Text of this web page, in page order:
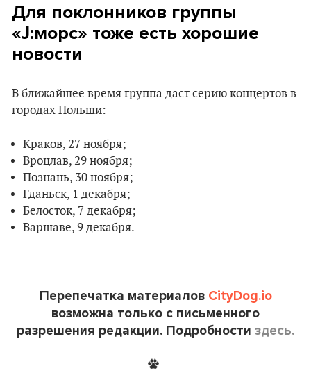
Для поклонников группы
«J:морс» тоже есть хорошие
новости
В ближайшее время группа даст серию концертов в
городах Польши:
Краков, 27 ноября;
Вроцлав, 29 ноября;
Познань, 30 ноября;
Гданьск, 1 декабря;
Белосток, 7 декабря;
Варшаве, 9 декабря.
Перепечатка материалов CityDog.io
возможна только с письменного
разрешения редакции. Подробности здесь.